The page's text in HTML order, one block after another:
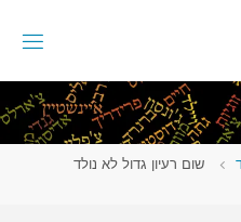
שום רעיון גדול לא נולד